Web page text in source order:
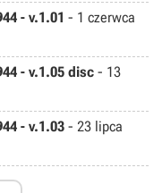
- v.1.01 - 1 czerwca
- v.1.05 disc - 13
- v.1.03 - 23 lipca